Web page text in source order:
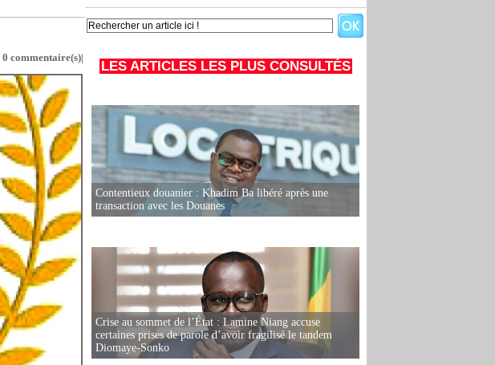
0 commentaire(s)|
LES ARTICLES LES PLUS CONSULTÉS
Contentieux douanier : Khadim Ba libéré après une
transaction avec les Douanes
Crise au sommet de l’État : Lamine Niang accuse
certaines prises de parole d’avoir fragilisé le tandem
Diomaye-Sonko